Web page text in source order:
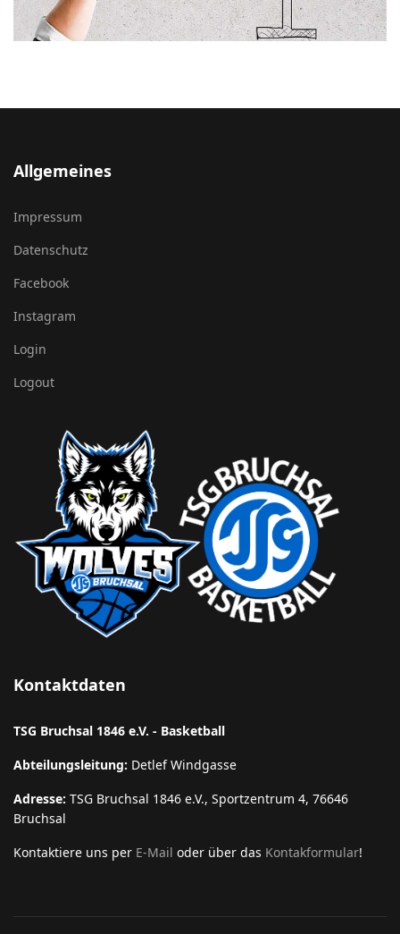
Allgemeines
Impressum
Datenschutz
Facebook
Instagram
Login
Logout
Kontaktdaten
TSG Bruchsal 1846 e.V. - Basketball
Abteilungsleitung: Detlef Windgasse
Adresse: TSG Bruchsal 1846 e.V., Sportzentrum 4, 76646
Bruchsal
Kontaktiere uns per E-Mail oder über das Kontakformular!